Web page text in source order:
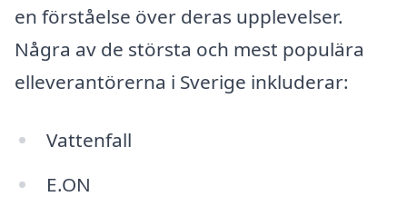
en förståelse över deras upplevelser.
Några av de största och mest populära
elleverantörerna i Sverige inkluderar:
Vattenfall
E.ON